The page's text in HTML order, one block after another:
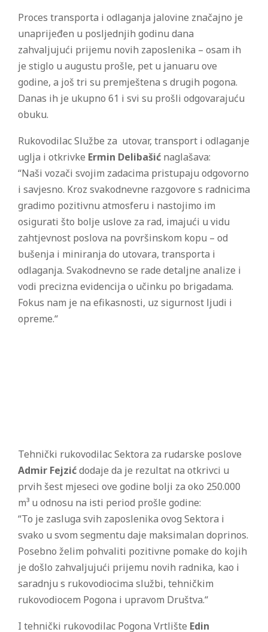
Proces transporta i odlaganja jalovine značajno je
unaprijeđen u posljednjih godinu dana
zahvaljujući prijemu novih zaposlenika – osam ih
je stiglo u augustu prošle, pet u januaru ove
godine, a još tri su premještena s drugih pogona.
Danas ih je ukupno 61 i svi su prošli odgovarajuću
obuku.
Rukovodilac Službe za utovar, transport i odlaganje
uglja i otkrivke Ermin Delibašić naglašava:
“Naši vozači svojim zadacima pristupaju odgovorno
i savjesno. Kroz svakodnevne razgovore s radnicima
gradimo pozitivnu atmosferu i nastojimo im
osigurati što bolje uslove za rad, imajući u vidu
zahtjevnost poslova na površinskom kopu – od
bušenja i miniranja do utovara, transporta i
odlaganja. Svakodnevno se rade detaljne analize i
vodi precizna evidencija o učinku po brigadama.
Fokus nam je na efikasnosti, uz sigurnost ljudi i
opreme.“
Tehnički rukovodilac Sektora za rudarske poslove
Admir Fejzićdodaje da je rezultat na otkrivci u
prvih šest mjeseci ove godine bolji za oko 250.000
m³ u odnosu na isti period prošle godine:
“To je zasluga svih zaposlenika ovog Sektora i
svako u svom segmentu daje maksimalan doprinos.
Posebno želim pohvaliti pozitivne pomake do kojih
je došlo zahvaljujući prijemu novih radnika, kao i
saradnju s rukovodiocima službi, tehničkim
rukovodiocem Pogona i upravom Društva.“
I tehnički rukovodilac Pogona Vrtlište Edin